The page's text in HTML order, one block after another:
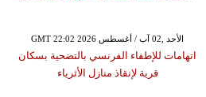
GMT 22:02 2026 الأحد ,02 آب / أغسطس
اتهامات للإطفاء الفرنسي بالتضحية بسكان
قرية لإنقاذ منازل الأثرياء